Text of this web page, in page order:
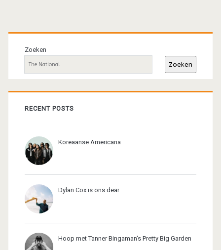
Primaire
sidebar
Zoeken
Zoeken
RECENT POSTS
Koreaanse Americana
Dylan Cox is ons dear
Hoop met Tanner Bingaman's Pretty Big Garden